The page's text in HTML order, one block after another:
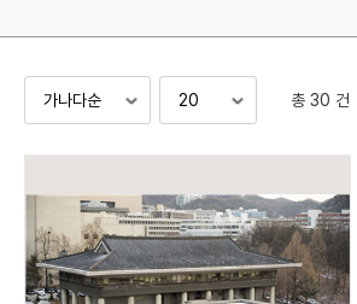
조선 후기
검색 연산자 사용안내
연산자 사용 예
총 30 건